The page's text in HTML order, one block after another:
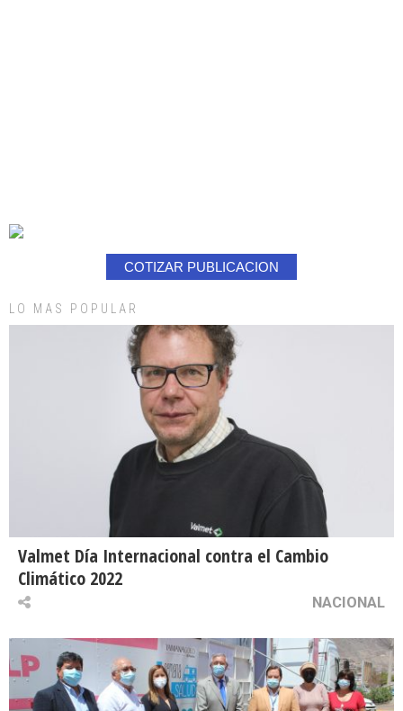
COTIZAR PUBLICACION
LO MAS POPULAR
Valmet Día Internacional contra el Cambio
Climático 2022
NACIONAL